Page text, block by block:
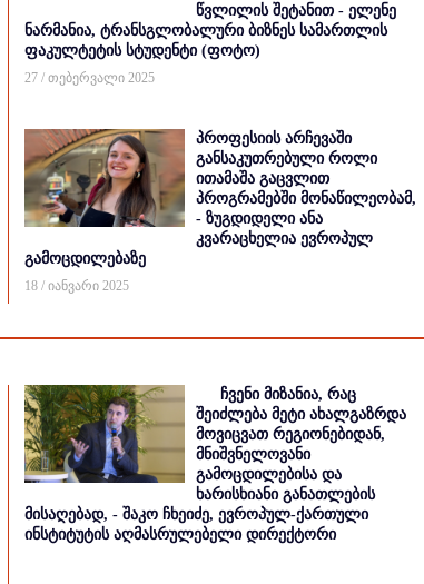
წვლილის შეტანით - ელენე
ნარმანია, ტრანსგლობალური ბიზნეს სამართლის
ფაკულტეტის სტუდენტი (ფოტო)
27 / თებერვალი 2025
პროფესიის არჩევაში
განსაკუთრებული როლი
ითამაშა გაცვლით
პროგრამებში მონაწილეობამ,
- ზუგდიდელი ანა
კვარაცხელია ევროპულ
გამოცდილებაზე
18 / იანვარი 2025
ჩვენი მიზანია, რაც
შეიძლება მეტი ახალგაზრდა
მოვიცვათ რეგიონებიდან,
მნიშვნელოვანი
გამოცდილებისა და
ხარისხიანი განათლების
მისაღებად, - შაკო ჩხეიძე, ევროპულ-ქართული
ინსტიტუტის აღმასრულებელი დირექტორი